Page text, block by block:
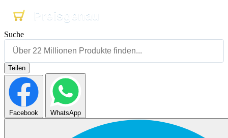
Preisgenau
Preisgenau
Preisgenau
Suche
Teilen
Facebook WhatsApp